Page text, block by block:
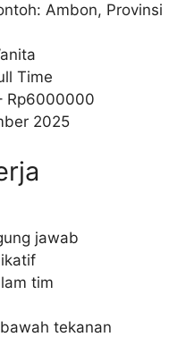
Ambon, Provinsi
Time
Rp6000000
2025
jawab
tim
tekanan